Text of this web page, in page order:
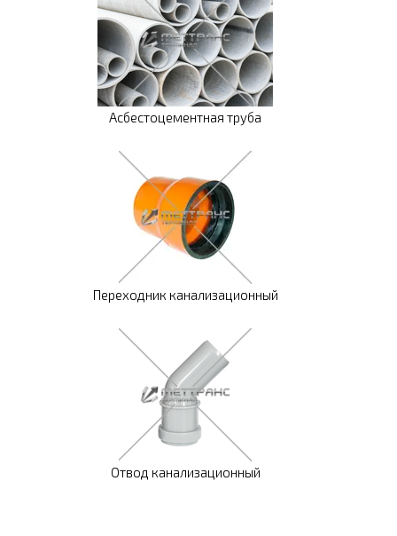
Асбестоцементная труба
Переходник канализационный
Отвод канализационный